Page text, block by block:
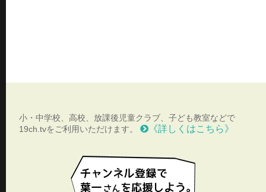
小・中学校、高校、放課後児童クラブ、子ども教室などで
19ch.tvをご利用いただけます。
《詳しくはこちら》